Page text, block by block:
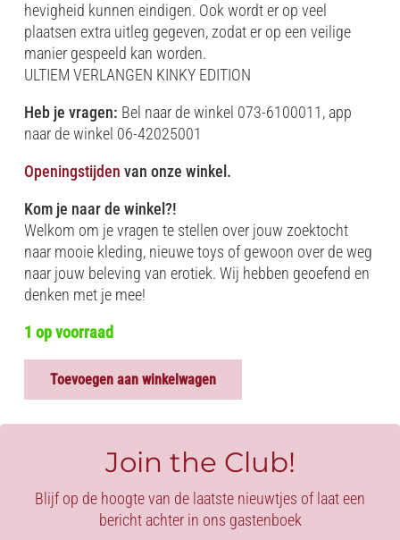
hevigheid kunnen eindigen. Ook wordt er op veel
plaatsen extra uitleg gegeven, zodat er op een veilige
manier gespeeld kan worden.
ULTIEM VERLANGEN KINKY EDITION
Heb je vragen: Bel naar de winkel 073-6100011, app
naar de winkel 06-42025001
Openingstijden van onze winkel.
Kom je naar de winkel?!
Welkom om je vragen te stellen over jouw zoektocht
naar mooie kleding, nieuwe toys of gewoon over de weg
naar jouw beleving van erotiek. Wij hebben geoefend en
denken met je mee!
1 op voorraad
ULTIEM
aantal
Toevoegen aan winkelwagen
Join the Club!
Blijf op de hoogte van de laatste nieuwtjes of laat een
bericht achter in ons gastenboek